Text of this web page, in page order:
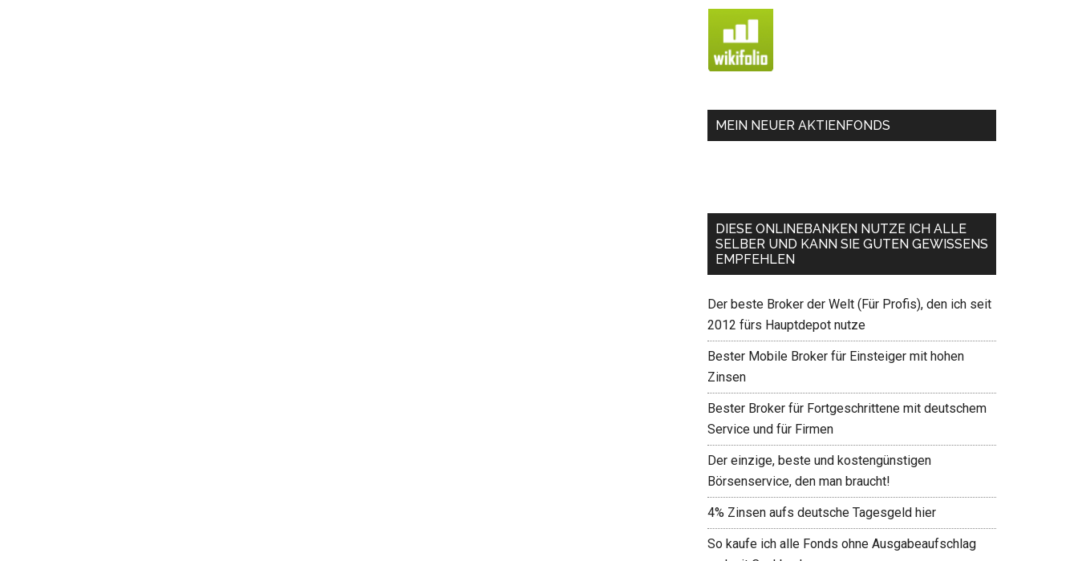
MEIN NEUER AKTIENFONDS
DIESE ONLINEBANKEN NUTZE ICH ALLE
SELBER UND KANN SIE GUTEN GEWISSENS
EMPFEHLEN
Der beste Broker der Welt (Für Profis), den ich seit
2012 fürs Hauptdepot nutze
Bester Mobile Broker für Einsteiger mit hohen
Zinsen
Bester Broker für Fortgeschrittene mit deutschem
Service und für Firmen
Der einzige, beste und kostengünstigen
Börsenservice, den man braucht!
4% Zinsen aufs deutsche Tagesgeld hier
So kaufe ich alle Fonds ohne Ausgabeaufschlag